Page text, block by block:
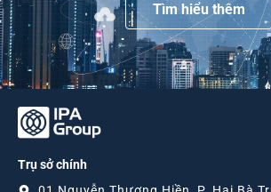
Tìm hiểu thêm
Trụ sở chính